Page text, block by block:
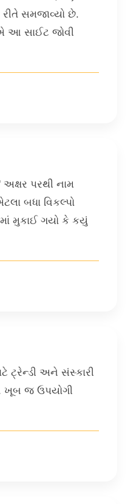
સમજાવ્યો છે.
આ સાઈટ જોવી
અક્ષર પરથી નામ
બધા વિકલ્પો
મુકાઈ ગયો કે કયું
ટ્રેન્ડી અને સંસ્કારી
ખૂબ જ ઉપયોગી